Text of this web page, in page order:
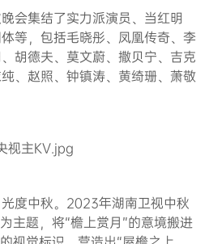
会集结了实力派演员、当红明
等，包括毛晓彤、凤凰传奇、李
胡德夫、莫文蔚、撒贝宁、吉克
、赵照、钟镇涛、黄绮珊、萧敬
度中秋。2023年湖南卫视中秋
主题，将“檐上赏月”的意境搬进